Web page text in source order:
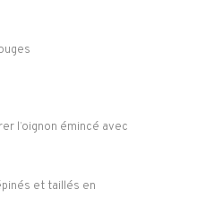
l’oignon émincé avec
et taillés en